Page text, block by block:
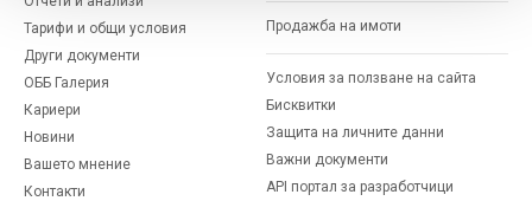
Тарифи и общи условия
Други документи
ОББ Галерия
Кариери
Новини
Вашето мнение
Контакти
Продажба на имоти
Условия за ползване на сайта
Бисквитки
Защита на личните данни
Важни документи
API портал за разработчици